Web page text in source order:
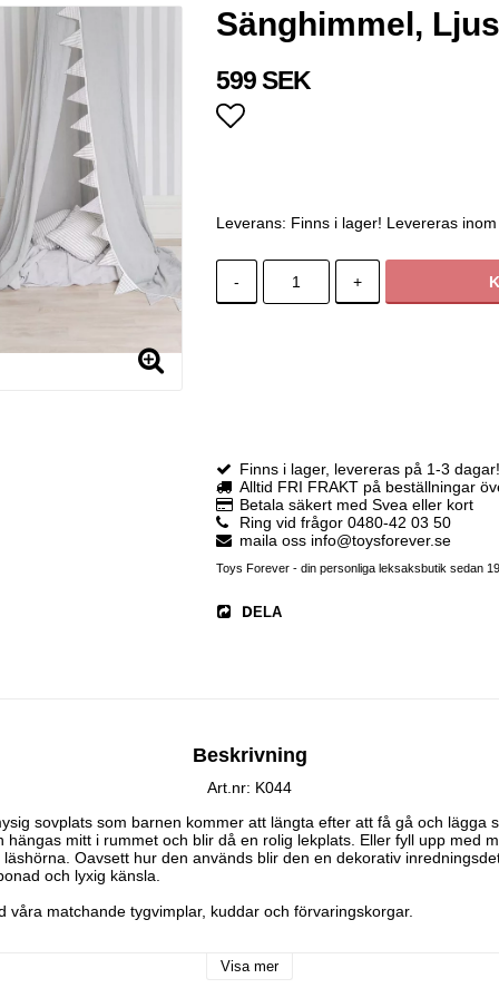
Sänghimmel,
599 SEK
Leverans: Finns i lager! Levereras
- +
Finns i lager, levereras på 1-3 dagar!
Alltid FRI FRAKT på beställningar
Betala säkert med Svea eller kort
Ring vid frågor 0480-42 03 50
maila oss info@toysforever.se
Toys Forever - din personliga leksaksbutik sedan
DELA
Beskrivning
Art.nr: K044
sovplats som barnen kommer att längta efter att få gå och lägga
hängas mitt i rummet och blir då en rolig lekplats. Eller fyll upp med
Oavsett hur den används blir den en dekorativ
och lyxig känsla.
våra matchande tygvimplar, kuddar och förvaringskorgar.
Visa mer